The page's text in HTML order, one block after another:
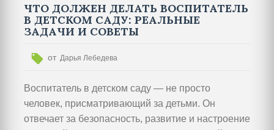
ЧТО ДОЛЖЕН ДЕЛАТЬ ВОСПИТАТЕЛЬ
В ДЕТСКОМ САДУ: РЕАЛЬНЫЕ
ЗАДАЧИ И СОВЕТЫ
от Дарья Лебедева
Воспитатель в детском саду — не просто
человек, присматривающий за детьми. Он
отвечает за безопасность, развитие и настроение